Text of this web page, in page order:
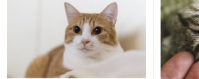
る病気、効果的なダイエット方法を
＜目次＞